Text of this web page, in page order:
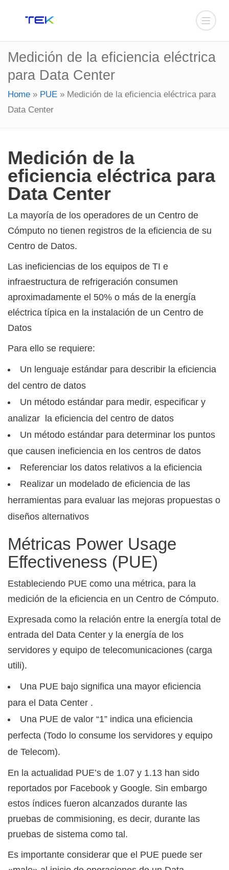
Medición de la eficiencia eléctrica
para Data Center
Home » PUE » Medición de la eficiencia eléctrica para
Data Center
Medición de la
eficiencia eléctrica para
Data Center
La mayoría de los operadores de un Centro de
Cómputo no tienen registros de la eficiencia de su
Centro de Datos.
Las ineficiencias de los equipos de TI e
infraestructura de refrigeración consumen
aproximadamente el 50% o más de la energía
eléctrica típica en la instalación de un Centro de
Datos
Para ello se requiere:
Un lenguaje estándar para describir la eficiencia
del centro de datos
Un método estándar para medir, especificar y
analizar la eficiencia del centro de datos
Un método estándar para determinar los puntos
que causen ineficiencia en los centros de datos
Referenciar los datos relativos a la eficiencia
Realizar un modelado de eficiencia de las
herramientas para evaluar las mejoras propuestas o
diseños alternativos
Métricas Power Usage
Effectiveness (PUE)
Estableciendo PUE como una métrica, para la
medición de la eficiencia en un Centro de Cómputo.
Expresada como la relación entre la energía total de
entrada del Data Center y la energía de los
servidores y equipo de telecomunicaciones (carga
utili).
Una PUE bajo significa una mayor eficiencia
para el Data Center .
Una PUE de valor “1” indica una eficiencia
perfecta (Todo lo consume los servidores y equipo
de Telecom).
En la actualidad PUE’s de 1.07 y 1.13 han sido
reportados por Facebook y Google. Sin embargo
estos índices fueron alcanzados durante las
pruebas de commisioning, es decir, durante las
pruebas de sistema como tal.
Es importante considerar que el PUE puede ser